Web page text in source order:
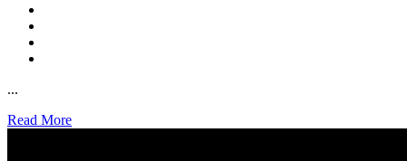
...
Read More